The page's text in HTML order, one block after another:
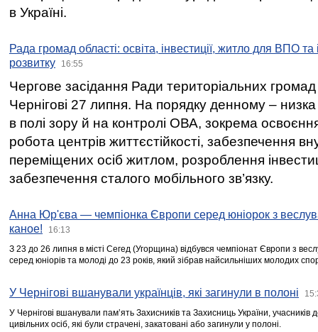
в Україні.
Рада громад області: освіта, інвестиції, житло для ВПО
розвитку
16:55
Чергове засідання Ради територіальних громад
Чернігові 27 липня. На порядку денному –
в полі зору й на контролі ОВА, зокрема освоєння
робота центрів життєстійкості, забезпечення
переміщених осіб житлом, розроблення
забезпечення сталого мобільного зв’язку.
Анна Юр'єва — чемпіонка Європи серед юніорок з
каное!
16:13
З 23 до 26 липня в місті Сегед (Угорщина) відбувся чемпіонат Європи з
серед юніорів та молоді до 23 років, який зібрав найсильніших молодих
У Чернігові вшанували українців, які загинули в полоні
У Чернігові вшанували пам’ять Захисників та Захисниць України,
цивільних осіб, які були страчені, закатовані або загинули у полоні.